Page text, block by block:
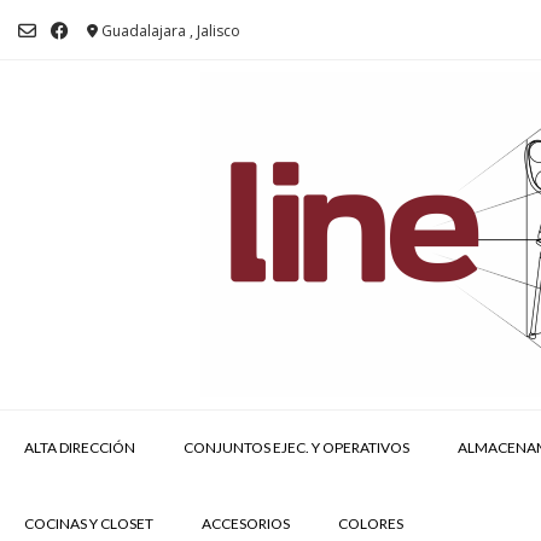
Guadalajara , Jalisco
ALTA DIRECCIÓN CONJUNTOS EJEC. Y OPERATIVOS
COCINAS Y CLOSET ACCESORIOS COLORES